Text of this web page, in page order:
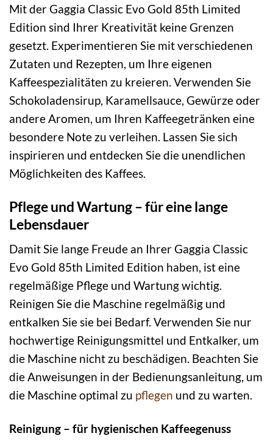
Mit der Gaggia Classic Evo Gold 85th Limited
Edition sind Ihrer Kreativität keine Grenzen
gesetzt. Experimentieren Sie mit verschiedenen
Zutaten und Rezepten, um Ihre eigenen
Kaffeespezialitäten zu kreieren. Verwenden Sie
Schokoladensirup, Karamellsauce, Gewürze oder
andere Aromen, um Ihren Kaffeegetränken eine
besondere Note zu verleihen. Lassen Sie sich
inspirieren und entdecken Sie die unendlichen
Möglichkeiten des Kaffees.
Pflege und Wartung – für eine lange
Lebensdauer
Damit Sie lange Freude an Ihrer Gaggia Classic
Evo Gold 85th Limited Edition haben, ist eine
regelmäßige Pflege und Wartung wichtig.
Reinigen Sie die Maschine regelmäßig und
entkalken Sie sie bei Bedarf. Verwenden Sie nur
hochwertige Reinigungsmittel und Entkalker, um
die Maschine nicht zu beschädigen. Beachten Sie
die Anweisungen in der Bedienungsanleitung, um
die Maschine optimal zu pflegen und zu warten.
Reinigung – für hygienischen Kaffeegenuss